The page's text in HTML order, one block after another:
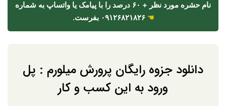
نام حشره مورد نظر + ۶۰ درصد را با پیامک یا واتساپ به شماره
☚ ۰۹۱۲۶۸۲۱۸۲۶ بفرست.
دانلود جزوه رایگان پرورش میلورم : پل
ورود به این کسب و کار